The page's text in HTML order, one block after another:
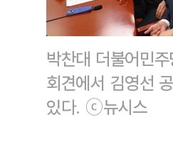
박찬대 더불어민
회견에서 김영선
있다. ⓒ뉴시스